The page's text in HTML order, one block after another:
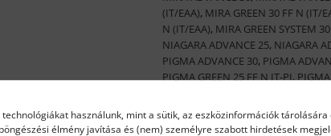
technológiákat használunk, mint a sütik, az eszközinformációk
élmény javítása és (nem) személyre szabott hirdetések
(IT/EAA), MIRA GREEN 30 FF N (IT/
N (IT/EAA), MIRA GREEN SYSTEM
NIAGARA ADVANCE 25, NIAGARA
PIGMA ADVANCE 30, PIGMA
PIGMA GREEN 25 FF N IT-PI,
GREEN 25 FF N IT
SERELIA GREEN